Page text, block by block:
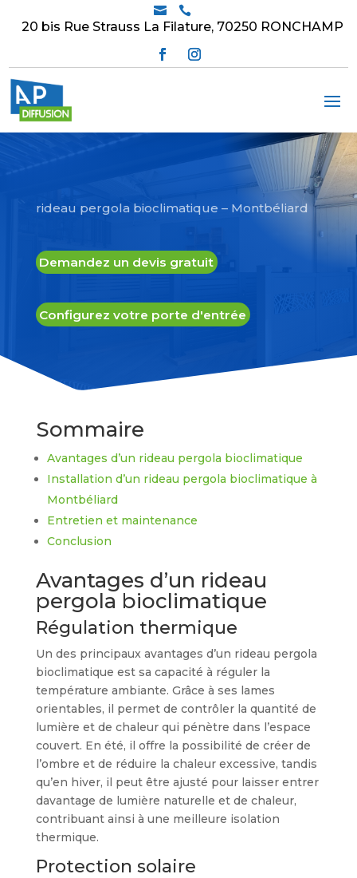
 
20 bis Rue Strauss La Filature, 70250 RONCHAMP
rideau pergola bioclimatique – Montbéliard
Demandez un devis gratuit
Configurez votre porte d'entrée
Sommaire
Avantages d’un rideau pergola bioclimatique
Installation d’un rideau pergola bioclimatique à
Montbéliard
Entretien et maintenance
Conclusion
Avantages d’un rideau
pergola bioclimatique
Régulation thermique
Un des principaux avantages d’un rideau pergola
bioclimatique est sa capacité à réguler la
température ambiante. Grâce à ses lames
orientables, il permet de contrôler la quantité de
lumière et de chaleur qui pénètre dans l’espace
couvert. En été, il offre la possibilité de créer de
l’ombre et de réduire la chaleur excessive, tandis
qu’en hiver, il peut être ajusté pour laisser entrer
davantage de lumière naturelle et de chaleur,
contribuant ainsi à une meilleure isolation
thermique.
Protection solaire